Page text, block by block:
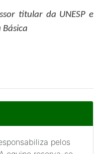
titular da UNESP e
pelos